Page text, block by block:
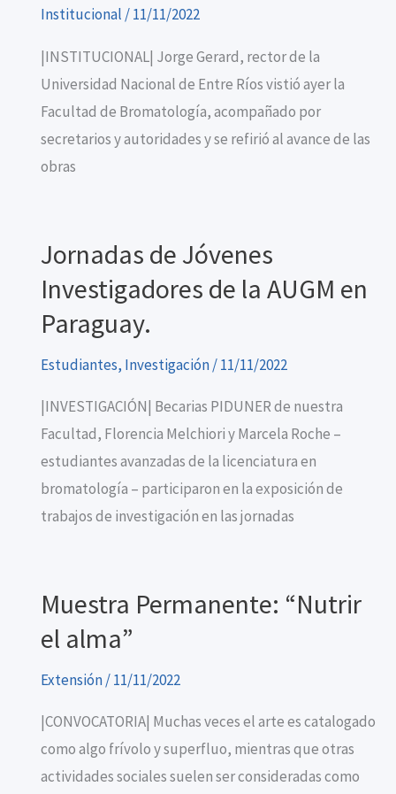
Institucional/11/11/2022
|INSTITUCIONAL| Jorge Gerard, rector de la
Universidad Nacional de Entre Ríos vistió ayer la
Facultad de Bromatología, acompañado por
secretarios y autoridades y se refirió al avance de las
obras
Jornadas de Jóvenes
Investigadores de la AUGM en
Paraguay.
Estudiantes, Investigación/11/11/2022
|INVESTIGACIÓN| Becarias PIDUNER de nuestra
Facultad, Florencia Melchiori y Marcela Roche –
estudiantes avanzadas de la licenciatura en
bromatología – participaron en la exposición de
trabajos de investigación en las jornadas
Muestra Permanente: “Nutrir
el alma”
Extensión/11/11/2022
|CONVOCATORIA| Muchas veces el arte es catalogado
como algo frívolo y superfluo, mientras que otras
actividades sociales suelen ser consideradas como